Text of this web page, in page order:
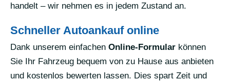
handelt – wir nehmen es in jedem Zustand an.
Schneller Autoankauf online
Dank unserem einfachen Online-Formular können
Sie Ihr Fahrzeug bequem von zu Hause aus anbieten
und kostenlos bewerten lassen. Dies spart Zeit und